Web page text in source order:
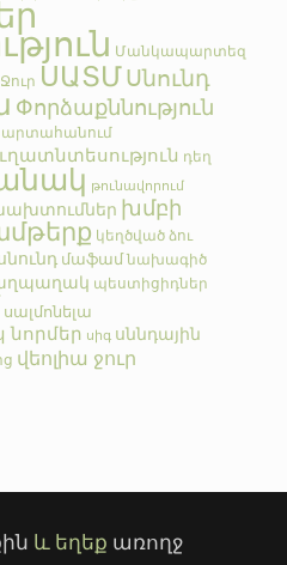
Մանկապարտեզ
Ջուր ՍԱՏՄՍնունդ
Փորձաքննություն
արտահանում
դեղ
թունավորում
խմբի
կեղծված ձու
մաֆամ նախագիծ
պեստիցիդներ
սալմոնելա
սիգ սննդային
վեոլիա ջուր
և եղեք առողջ